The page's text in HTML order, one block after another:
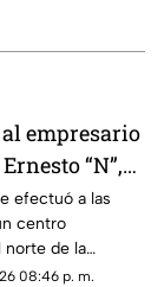
empresario
“N”,
tras
de
en Torreón
efectuó a las
centro
norte de la
asegurado
08:46 p. m.